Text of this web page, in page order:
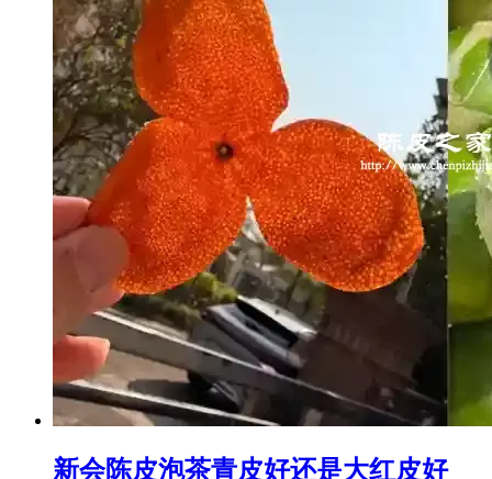
新会陈皮泡茶青皮好还是大红皮好